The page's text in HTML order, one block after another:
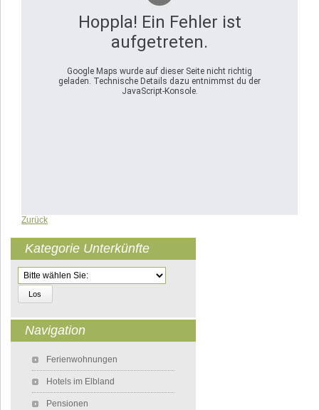
Hoppla! Ein Fehler ist
aufgetreten.
Google Maps wurde auf dieser Seite nicht richtig
geladen. Technische Details dazu entnimmst du der
JavaScript-Konsole.
Zurück
Kategorie Unterkünfte
Zielseite
Navigation
Ferienwohnungen
Hotels im Elbland
Pensionen